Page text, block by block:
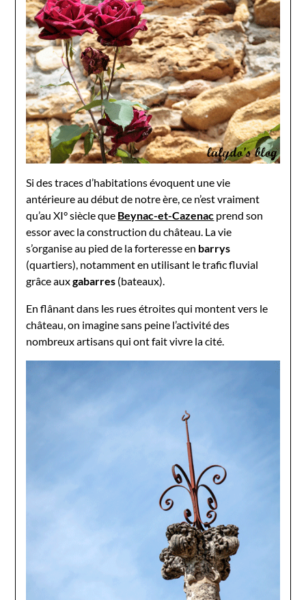
Si des traces d’habitations évoquent une vie
antérieure au début de notre ère, ce n’est vraiment
qu’au XI° siècle que Beynac-et-Cazenac prend son
essor avec la construction du château. La vie
s’organise au pied de la forteresse en barrys
(quartiers), notamment en utilisant le trafic fluvial
grâce auxgabarres (bateaux).
En flânant dans les rues étroites qui montent vers le
château, on imagine sans peine l’activité des
nombreux artisans qui ont fait vivre la cité.